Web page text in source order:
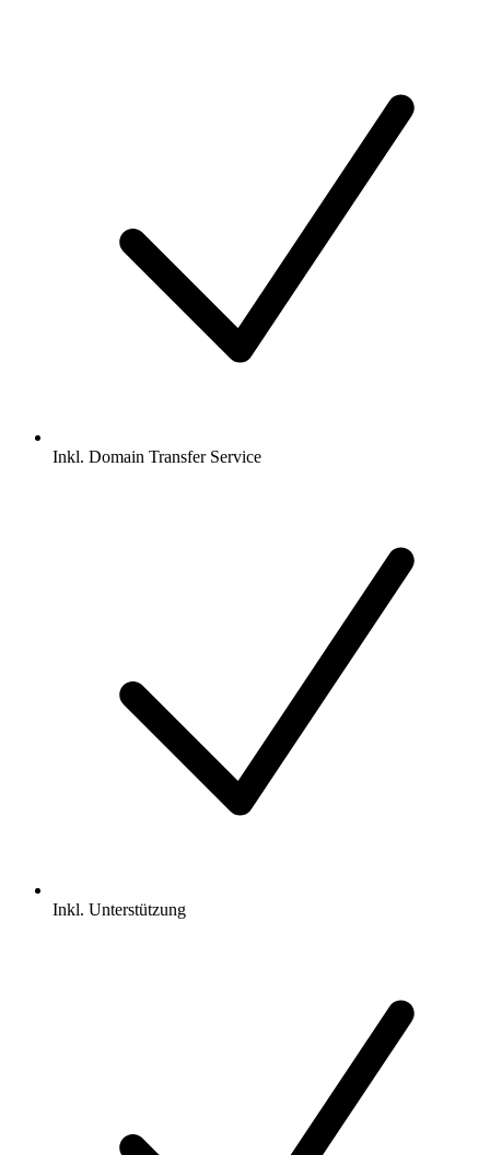
Inkl. Domain Transfer Service
Inkl. Unterstützung